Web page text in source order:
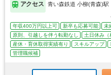
アクセス 青い森鉄道 小柳(青森)駅
年収400万円以上可 新卒も応募可能
未
原則、引越しを伴う転勤なし
土日休み（
産休・育休取得実績有り
スキルアップ
管理職候補